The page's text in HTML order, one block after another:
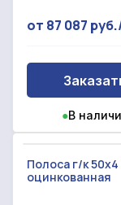
от 87 087
●В
Полоса г/к
оцинкованная